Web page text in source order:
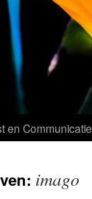
en Communicatie
imago